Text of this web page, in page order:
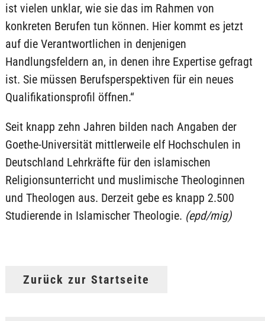
ist vielen unklar, wie sie das im Rahmen von
konkreten Berufen tun können. Hier kommt es jetzt
auf die Verantwortlichen in denjenigen
Handlungsfeldern an, in denen ihre Expertise gefragt
ist. Sie müssen Berufsperspektiven für ein neues
Qualifikationsprofil öffnen.“
Seit knapp zehn Jahren bilden nach Angaben der
Goethe-Universität mittlerweile elf Hochschulen in
Deutschland Lehrkräfte für den islamischen
Religionsunterricht und muslimische Theologinnen
und Theologen aus. Derzeit gebe es knapp 2.500
Studierende in Islamischer Theologie. (epd/mig)
Zurück zur Startseite